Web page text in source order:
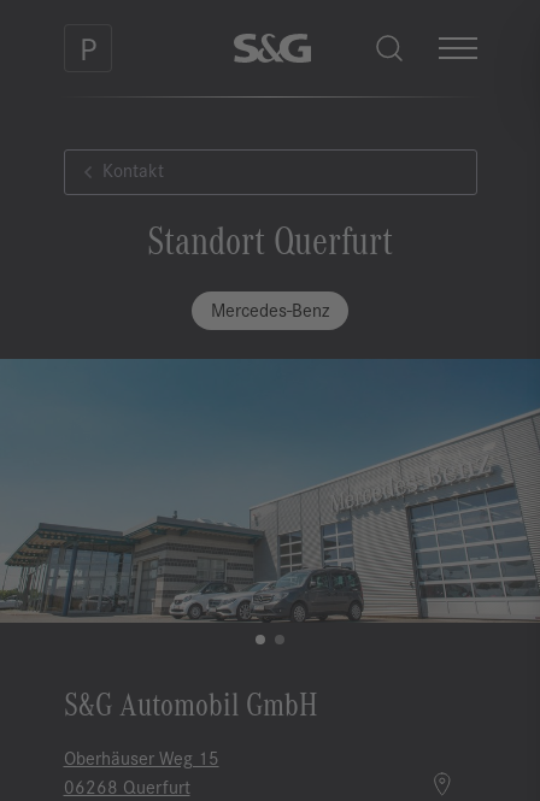
Kontakt
Standort Querfurt
Mercedes-Benz
S&G Automobil GmbH
Oberhäuser Weg 15
06268 Querfurt